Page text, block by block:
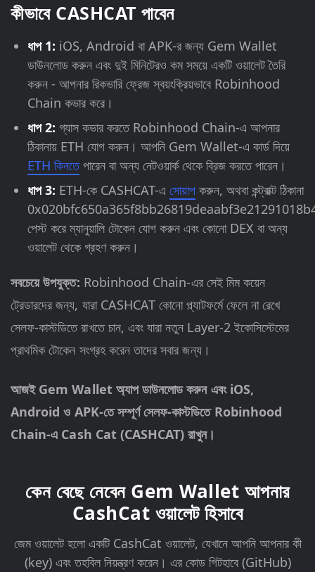
কীভাবে CASHCAT পাবেন
ধাপ 1: iOS, Android বা APK-র জন্য Gem Wallet
ডাউনলোড করুন এবং দুই মিনিটেরও কম সময়ে একটি ওয়ালেট তৈরি
করুন - আপনার রিকভারি ফ্রেজ স্বয়ংক্রিয়ভাবে Robinhood
Chain কভার করে।
ধাপ 2: গ্যাস কভার করতে Robinhood Chain-এ আপনার
ঠিকানায় ETH যোগ করুন। আপনি Gem Wallet-এ কার্ড দিয়ে
ETH কিনতেপারেন বা অন্য নেটওয়ার্ক থেকে ব্রিজ করতে পারেন।
ধাপ 3: ETH-কে CASHCAT-এ সোয়াপ করুন, অথবা কন্ট্রাক্ট ঠিকানা
পেস্ট করে ম্যানুয়ালি টোকেন যোগ করুন এবং কোনো DEX বা অন্য
ওয়ালেট থেকে গ্রহণ করুন।
সবচেয়ে উপযুক্ত: Robinhood Chain-এর সেই মিম কয়েন
ট্রেডারদের জন্য, যারা CASHCAT কোনো প্ল্যাটফর্মে ফেলে না রেখে
সেলফ-কাস্টডিতে রাখতে চান, এবং যারা নতুন Layer-2 ইকোসিস্টেমের
প্রাথমিক টোকেন সংগ্রহ করেন তাদের সবার জন্য।
আজই Gem Wallet অ্যাপ ডাউনলোড করুন এবং iOS,
Android ও APK-তে সম্পূর্ণ সেলফ-কাস্টডিতে Robinhood
Chain-এ Cash Cat (CASHCAT) রাখুন।
কেন বেছে নেবেন Gem Wallet আপনার
CashCat ওয়ালেট হিসাবে
জেম ওয়ালেট হলো একটি CashCat ওয়ালেট, যেখানে আপনি আপনার কী
(key) এবং তহবিল নিয়ন্ত্রণ করেন। এর কোড গিটহাবে (GitHub)